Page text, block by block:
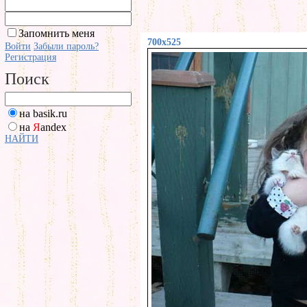
Запомнить меня
Войти Забыли пароль?
Регистрация
Поиск
на basik.ru
на Яandex
НАЙТИ
700x525